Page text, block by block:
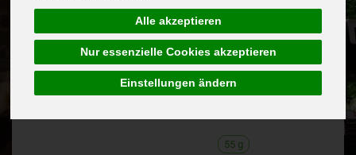
Alle akzeptieren
Nur essenzielle Cookies akzeptieren
Einstellungen ändern
Schoko Pudding Paradies
BIOVEGAN Schoko Pudding ist nur mit Kokosblütenzucker
gesüßt und entfaltet sein volles, natürliches Aroma durch
extra viele Zartbitter-Schokoraspeln
BVE
1,43 € * / 55 g
(26,00 € / 1 kg)
55 g